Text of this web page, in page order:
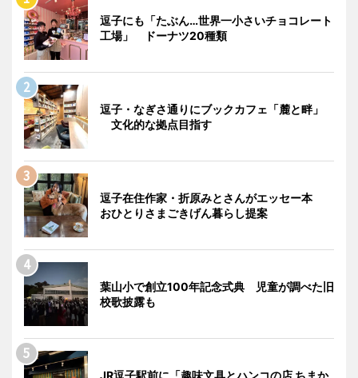
逗子にも「たぶん…世界一小さいチョコレート
工場」 ドーナツ20種類
逗子・なぎさ通りにブックカフェ「麓と畔」
文化的な拠点目指す
逗子在住作家・折原みとさんがエッセー本
おひとりさまごきげん暮らし提案
葉山小で創立100年記念式典 児童が調べた旧
校歌披露も
JR逗子駅前に「趣味文具とハンコの店 ちまか